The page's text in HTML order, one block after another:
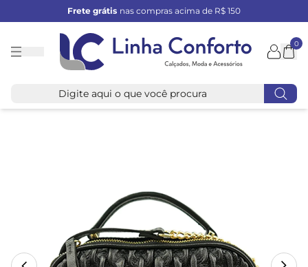
Frete grátis nas compras acima de R$ 150
Linha
0